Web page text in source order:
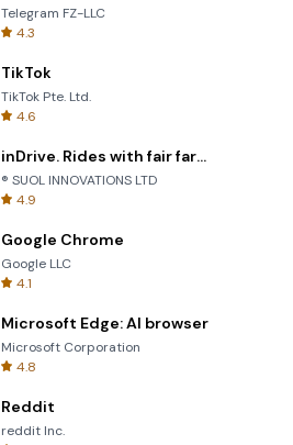
Telegram FZ-LLC
4.3
TikTok
TikTok Pte. Ltd.
4.6
inDrive. Rides with fair fares
® SUOL INNOVATIONS LTD
4.9
Google Chrome
Google LLC
4.1
Microsoft Edge: AI browser
Microsoft Corporation
4.8
Reddit
reddit Inc.